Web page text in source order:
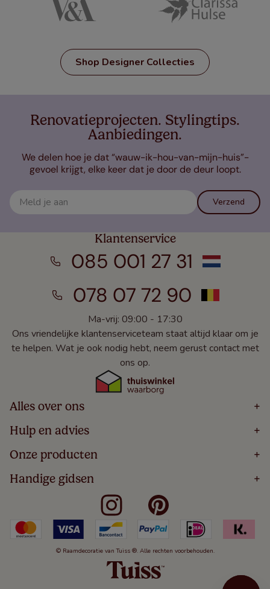
Shop Designer Collecties
Renovatieprojecten. Stylingtips.
Aanbiedingen.
We delen hoe je dat “wauw-ik-hou-van-mijn-huis”-
gevoel krijgt, elke keer dat je door de deur loopt.
Verzend
Klantenservice
085 001 27 31
078 07 72 90
Ma-vrij: 09:00 - 17:30
Ons vriendelijke klantenserviceteam staat altijd klaar om je
te helpen. Wat je ook nodig hebt, neem gerust contact met
ons op.
Alles over ons +
Home
Over
Bestellen
Winacties
Veelgestelde Vragen
Hulp en advies +
Volg Je Bestelling
Levering
5 Jaar Garantie
Algemene Voorwaarden
Kindveiligheid
Cookies
Herroepingsrecht
Onze producten +
Houten Jaloezieën
Rolgordijnen
Verticale Jaloezieën
Duo Rolgordijnen
Duo Plisségordijnen
Handige gidsen +
Meten Voor Raamdecoratie
Badkamer Raamdecoratie
Slaapkamer Raamdecoratie
Keuken Raamdecoratie
De Jaloezieën Gids
Jaloezieënwoordenboek
© Raamdecoratie van Tuiss ®. Alle rechten voorbehouden.